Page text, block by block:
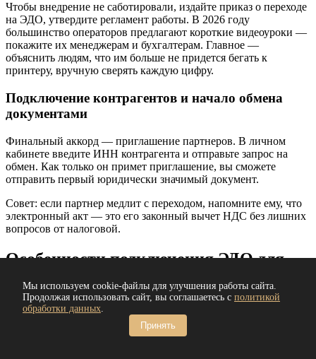
Чтобы внедрение не саботировали, издайте приказ о переходе
на ЭДО, утвердите регламент работы. В 2026 году
большинство операторов предлагают короткие видеоуроки —
покажите их менеджерам и бухгалтерам. Главное —
объяснить людям, что им больше не придется бегать к
принтеру, вручную сверять каждую цифру.
Подключение контрагентов и начало обмена
документами
Финальный аккорд — приглашение партнеров. В личном
кабинете введите ИНН контрагента и отправьте запрос на
обмен. Как только он примет приглашение, вы сможете
отправить первый юридически значимый документ.
Совет: если партнер медлит с переходом, напомните ему, что
электронный акт — это его законный вычет НДС без лишних
вопросов от налоговой.
Особенности подключения ЭДО для
ООО и для ИП
В мире ЭДО разница между компаниями и частными
предпринимателями сводится к двум вещам: кто подписывает
и как это оформлено юридически.
Мы используем cookie-файлы для улучшения работы сайта.
Продолжая использовать сайт, вы соглашаетесь с политикой
обработки данных.
Принять